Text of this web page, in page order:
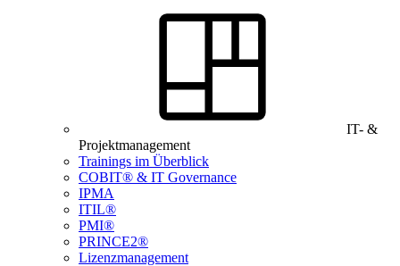
IT- &
Projektmanagement
Trainings im Überblick
COBIT® & IT Governance
IPMA
ITIL®
PMI®
PRINCE2®
Lizenzmanagement